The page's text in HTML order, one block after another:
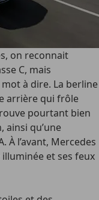
on reconnait
C, mais
à dire. La berline
arrière qui frôle
pourtant bien
ainsi qu’une
À l’avant, Mercedes
et ses feux